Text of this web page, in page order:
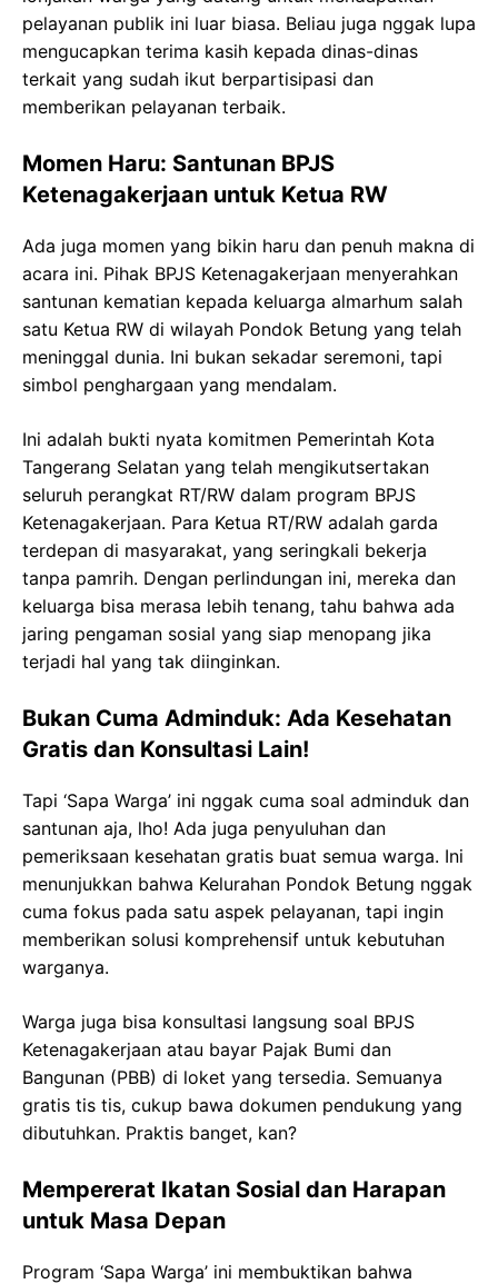
pelayanan publik ini luar biasa. Beliau juga nggak lupa
mengucapkan terima kasih kepada dinas-dinas
terkait yang sudah ikut berpartisipasi dan
memberikan pelayanan terbaik.
Momen Haru: Santunan BPJS
Ketenagakerjaan untuk Ketua RW
Ada juga momen yang bikin haru dan penuh makna di
acara ini. Pihak BPJS Ketenagakerjaan menyerahkan
santunan kematian kepada keluarga almarhum salah
satu Ketua RW di wilayah Pondok Betung yang telah
meninggal dunia. Ini bukan sekadar seremoni, tapi
simbol penghargaan yang mendalam.
Ini adalah bukti nyata komitmen Pemerintah Kota
Tangerang Selatan yang telah mengikutsertakan
seluruh perangkat RT/RW dalam program BPJS
Ketenagakerjaan. Para Ketua RT/RW adalah garda
terdepan di masyarakat, yang seringkali bekerja
tanpa pamrih. Dengan perlindungan ini, mereka dan
keluarga bisa merasa lebih tenang, tahu bahwa ada
jaring pengaman sosial yang siap menopang jika
terjadi hal yang tak diinginkan.
Bukan Cuma Adminduk: Ada Kesehatan
Gratis dan Konsultasi Lain!
Tapi ‘Sapa Warga’ ini nggak cuma soal adminduk dan
santunan aja, lho! Ada juga penyuluhan dan
pemeriksaan kesehatan gratis buat semua warga. Ini
menunjukkan bahwa Kelurahan Pondok Betung nggak
cuma fokus pada satu aspek pelayanan, tapi ingin
memberikan solusi komprehensif untuk kebutuhan
warganya.
Warga juga bisa konsultasi langsung soal BPJS
Ketenagakerjaan atau bayar Pajak Bumi dan
Bangunan (PBB) di loket yang tersedia. Semuanya
gratis tis tis, cukup bawa dokumen pendukung yang
dibutuhkan. Praktis banget, kan?
Mempererat Ikatan Sosial dan Harapan
untuk Masa Depan
Program ‘Sapa Warga’ ini membuktikan bahwa